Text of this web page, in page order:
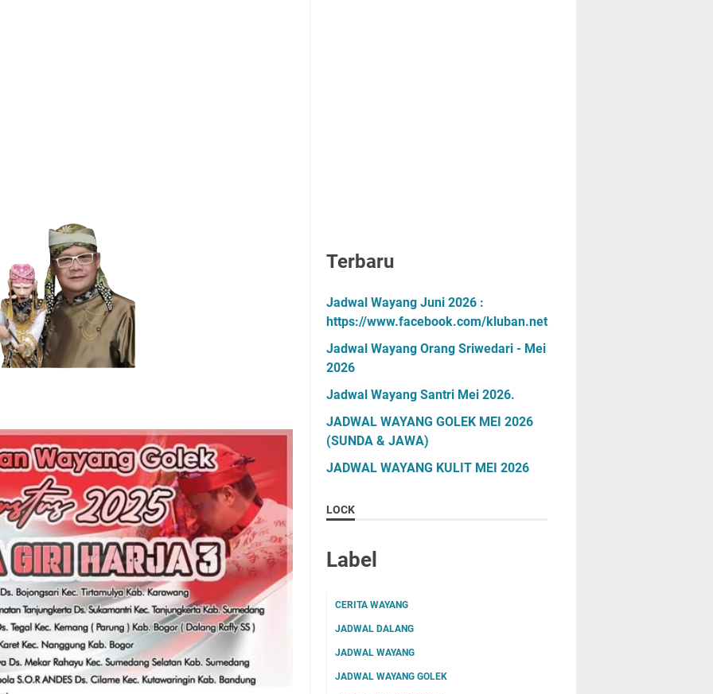
Terbaru
Jadwal Wayang Juni 2026 :
https://www.facebook.com/kluban.net
Jadwal Wayang Orang Sriwedari - Mei
2026
Jadwal Wayang Santri Mei 2026.
JADWAL WAYANG GOLEK MEI 2026
(SUNDA & JAWA)
JADWAL WAYANG KULIT MEI 2026
LOCK
Label
CERITA WAYANG
JADWAL DALANG
JADWAL WAYANG
JADWAL WAYANG GOLEK